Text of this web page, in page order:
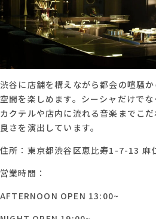
渋谷に店舗を構えながら都会の喧騒
空間を楽しめます。シーシャだけで
カクテルや店内に流れる音楽までこ
良さを演出しています。
住所：東京都渋谷区恵比寿1-7-13 麻
営業時間：
AFTERNOON OPEN 13:00~